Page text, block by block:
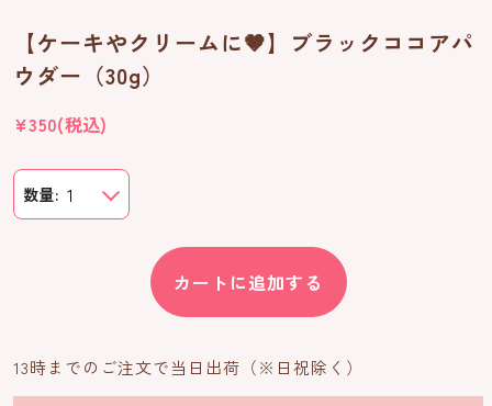
【ケーキやクリームに🤎】ブラックココアパ
ウダー（30g）
通
価
格
¥350(税込)
数量:
カートに追加する
13時までのご注文で当日出荷（※日祝除く）